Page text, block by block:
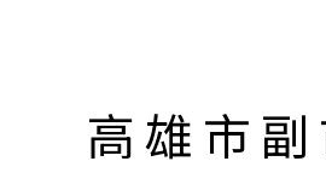
高雄市